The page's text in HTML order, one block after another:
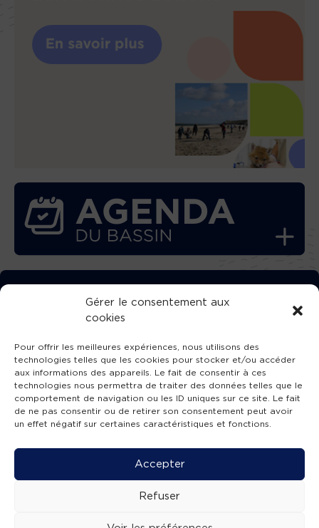
Gérer le consentement aux
cookies
Pour offrir les meilleures expériences, nous utilisons des
technologies telles que les cookies pour stocker et/ou accéder
aux informations des appareils. Le fait de consentir à ces
technologies nous permettra de traiter des données telles que le
comportement de navigation ou les ID uniques sur ce site. Le fait
de ne pas consentir ou de retirer son consentement peut avoir
un effet négatif sur certaines caractéristiques et fonctions.
Accepter
Refuser
TÉLÉCHARGEZ GRATUITEMENT
L’APPLICATION TVBA !
SUIVEZ-NOUS !
Mentions légales -Accessibilité